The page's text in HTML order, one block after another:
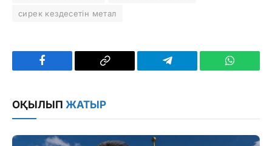
сирек кездесетін метал
Facebook
Copy
Telegram
ОҚЫЛЫП ЖАТЫР